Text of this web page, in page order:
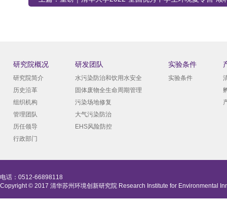
研究院概况
研究院简介
历史沿革
组织机构
管理团队
历任领导
行政部门
研发团队
水污染防治和饮用水安全
固体废物全生命周期管理
污染场地修复
大气污染防治
EHS风险防控
实验条件
实验条件
电话：0512-66898118
Copyright © 2017 清华苏州环境创新研究院 Research Institute for Environmental